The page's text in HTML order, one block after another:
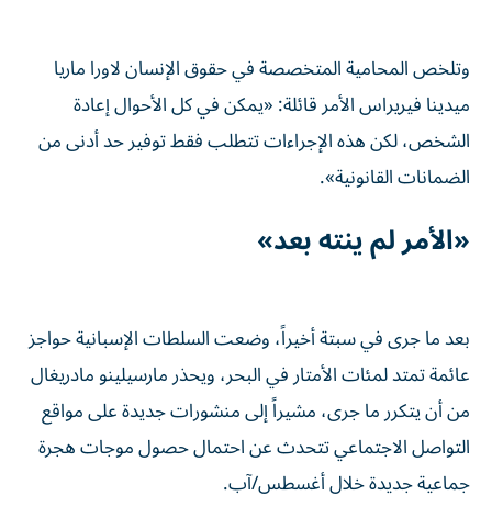
وتلخص المحامية المتخصصة في حقوق الإنسان لاورا ماريا
ميدينا فيريراس الأمر قائلة: «يمكن في كل الأحوال إعادة
الشخص، لكن هذه الإجراءات تتطلب فقط توفير حد أدنى من
الضمانات القانونية».
«الأمر لم ينته بعد»
بعد ما جرى في سبتة أخيراً، وضعت السلطات الإسبانية حواجز
عائمة تمتد لمئات الأمتار في البحر، ويحذر مارسيلينو مادريغال
من أن يتكرر ما جرى، مشيراً إلى منشورات جديدة على مواقع
التواصل الاجتماعي تتحدث عن احتمال حصول موجات هجرة
جماعية جديدة خلال أغسطس/آب.